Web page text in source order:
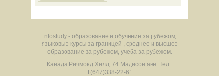
Infostudy - образование и обучение за рубежом,
языковые курсы за границей , среднее и высшее
образование за рубежом, учеба за рубежом.
Канада Ричмонд Хилл, 74 Мадисон аве. Тел.:
1(647)338-22-61